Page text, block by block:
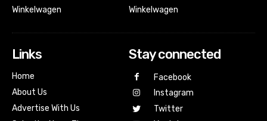
Winkelwagen
Winkelwagen
Links
Home
About Us
Advertise With Us
Stay connected
Facebook
Instagram
Twitter